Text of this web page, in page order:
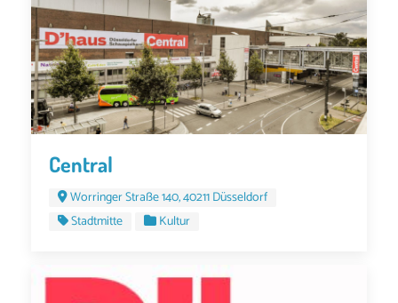
Central
Worringer Straße 140, 40211 Düsseldorf
Stadtmitte
Kultur